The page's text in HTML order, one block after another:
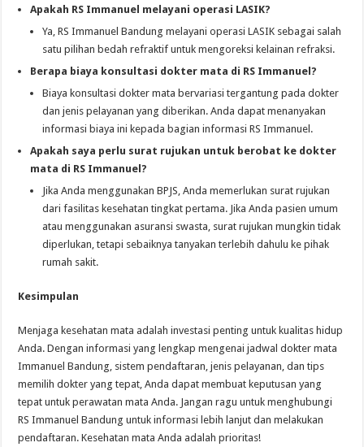
Apakah RS Immanuel melayani operasi LASIK?
Ya, RS Immanuel Bandung melayani operasi LASIK sebagai salah
satu pilihan bedah refraktif untuk mengoreksi kelainan refraksi.
Berapa biaya konsultasi dokter mata di RS Immanuel?
Biaya konsultasi dokter mata bervariasi tergantung pada dokter
dan jenis pelayanan yang diberikan. Anda dapat menanyakan
informasi biaya ini kepada bagian informasi RS Immanuel.
Apakah saya perlu surat rujukan untuk berobat ke dokter
mata di RS Immanuel?
Jika Anda menggunakan BPJS, Anda memerlukan surat rujukan
dari fasilitas kesehatan tingkat pertama. Jika Anda pasien umum
atau menggunakan asuransi swasta, surat rujukan mungkin tidak
diperlukan, tetapi sebaiknya tanyakan terlebih dahulu ke pihak
rumah sakit.
Kesimpulan
Menjaga kesehatan mata adalah investasi penting untuk kualitas hidup
Anda. Dengan informasi yang lengkap mengenai jadwal dokter mata
Immanuel Bandung, sistem pendaftaran, jenis pelayanan, dan tips
memilih dokter yang tepat, Anda dapat membuat keputusan yang
tepat untuk perawatan mata Anda. Jangan ragu untuk menghubungi
RS Immanuel Bandung untuk informasi lebih lanjut dan melakukan
pendaftaran. Kesehatan mata Anda adalah prioritas!